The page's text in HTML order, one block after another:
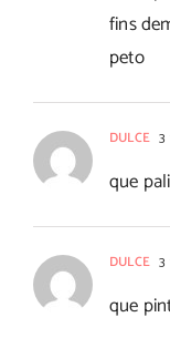
fins
peto
DULCE 3
que
DULCE 3
que